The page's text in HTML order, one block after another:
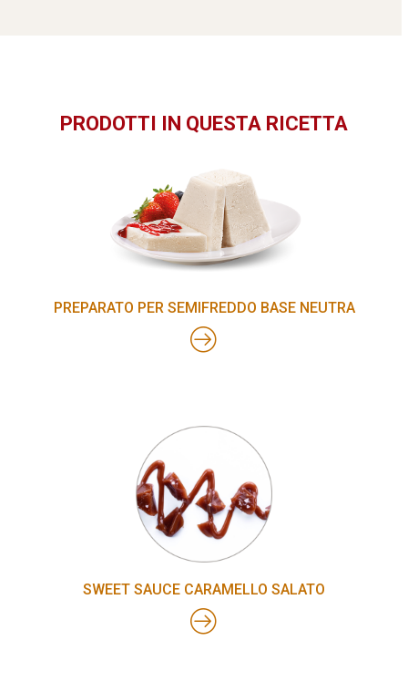
PRODOTTI IN QUESTA RICETTA
PREPARATO PER SEMIFREDDO BASE NEUTRA
SWEET SAUCE CARAMELLO SALATO